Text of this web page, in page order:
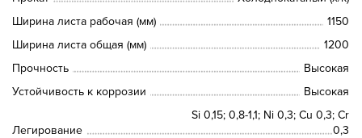
Ширина листа рабочая (мм)
1150
Ширина листа общая (мм)
1200
Прочность
Высокая
Устойчивость к коррозии
Высокая
Легирование
Si 0,15; 0,8-1,1; Ni 0,3; Сu 0,3; Cr
0,3